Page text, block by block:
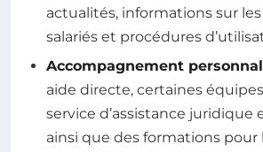
actualités, informations sur
salariés et procédures
Accompagnement
aide directe, certaines
service d’assistance juridique
ainsi que des formations pour